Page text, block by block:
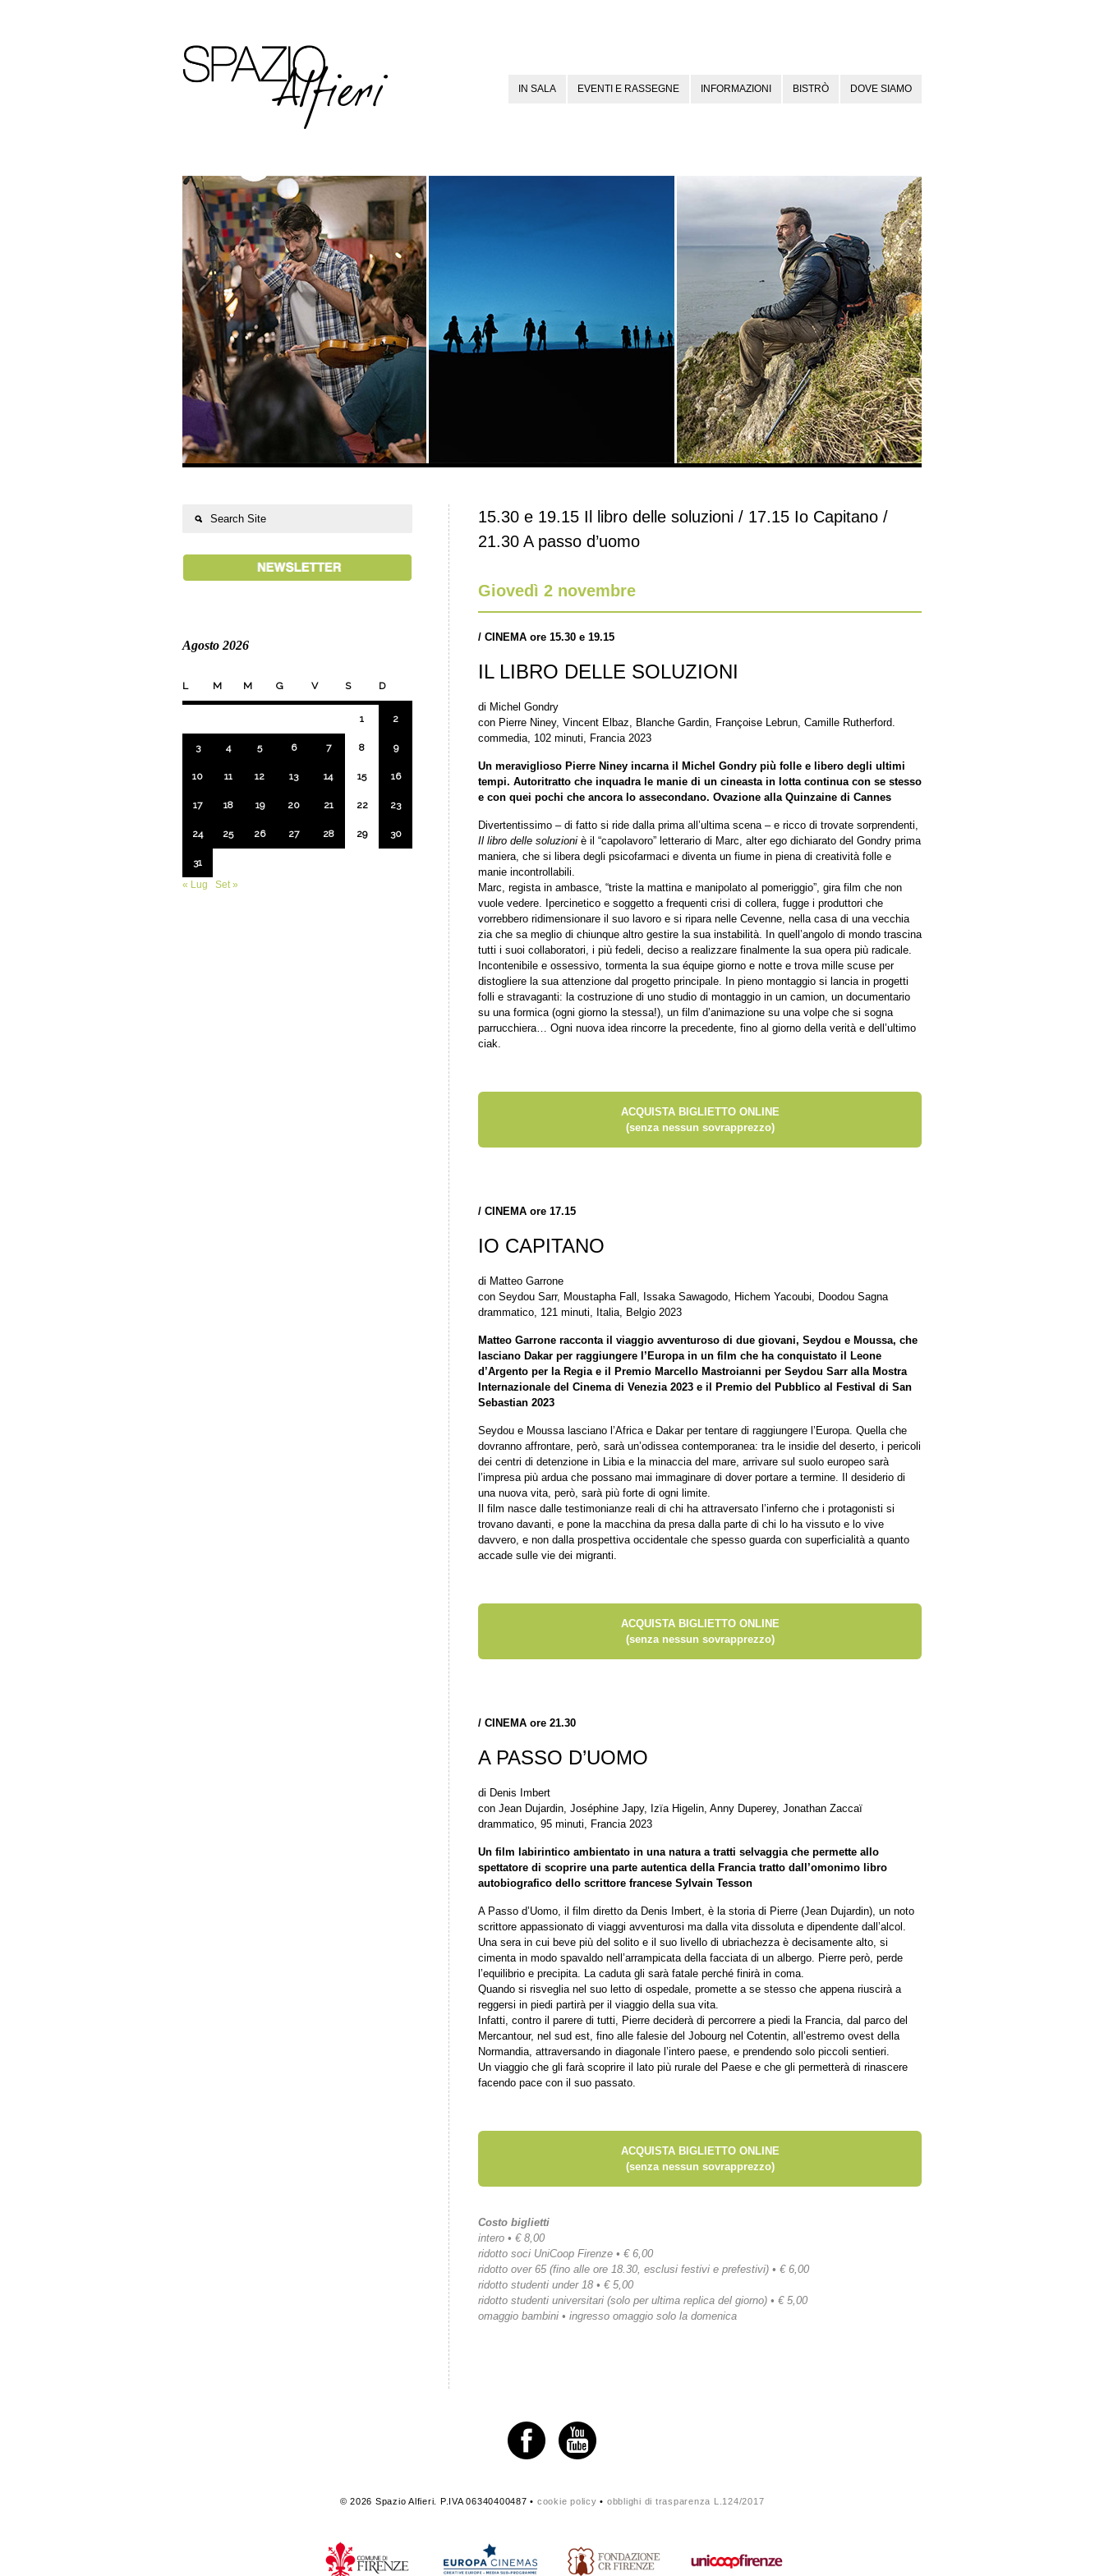
IN SALA EVENTI E RASSEGNE INFORMAZIONI BISTRÒ DOVE SIAMO
15.30 e 19.15 Il libro delle soluzioni / 17.15 Io Capitano /
21.30 A passo d’uomo
Giovedì 2 novembre
/ CINEMA ore 15.30 e 19.15
IL LIBRO DELLE SOLUZIONI
di Michel Gondry
con Pierre Niney, Vincent Elbaz, Blanche Gardin, Françoise Lebrun, Camille Rutherford.
commedia, 102 minuti, Francia 2023
Un meraviglioso Pierre Niney incarna il Michel Gondry più folle e libero degli ultimi
tempi. Autoritratto che inquadra le manie di un cineasta in lotta continua con se stesso
e con quei pochi che ancora lo assecondano. Ovazione alla Quinzaine di Cannes
Divertentissimo – di fatto si ride dalla prima all’ultima scena – e ricco di trovate sorprendenti,
Il libro delle soluzioni è il “capolavoro” letterario di Marc, alter ego dichiarato del Gondry prima
maniera, che si libera degli psicofarmaci e diventa un fiume in piena di creatività folle e
manie incontrollabili.
Marc, regista in ambasce, “triste la mattina e manipolato al pomeriggio”, gira film che non
vuole vedere. Ipercinetico e soggetto a frequenti crisi di collera, fugge i produttori che
vorrebbero ridimensionare il suo lavoro e si ripara nelle Cevenne, nella casa di una vecchia
zia che sa meglio di chiunque altro gestire la sua instabilità. In quell’angolo di mondo trascina
tutti i suoi collaboratori, i più fedeli, deciso a realizzare finalmente la sua opera più radicale.
Incontenibile e ossessivo, tormenta la sua équipe giorno e notte e trova mille scuse per
distogliere la sua attenzione dal progetto principale. In pieno montaggio si lancia in progetti
folli e stravaganti: la costruzione di uno studio di montaggio in un camion, un documentario
su una formica (ogni giorno la stessa!), un film d’animazione su una volpe che si sogna
parrucchiera… Ogni nuova idea rincorre la precedente, fino al giorno della verità e dell’ultimo
ciak.
ACQUISTA BIGLIETTO ONLINE
(senza nessun sovrapprezzo)
/ CINEMA ore 17.15
IO CAPITANO
di Matteo Garrone
con Seydou Sarr, Moustapha Fall, Issaka Sawagodo, Hichem Yacoubi, Doodou Sagna
drammatico, 121 minuti, Italia, Belgio 2023
Matteo Garrone racconta il viaggio avventuroso di due giovani, Seydou e Moussa, che
lasciano Dakar per raggiungere l’Europa in un film che ha conquistato il Leone
d’Argento per la Regia e il Premio Marcello Mastroianni per Seydou Sarr alla Mostra
Internazionale del Cinema di Venezia 2023 e il Premio del Pubblico al Festival di San
Sebastian 2023
Seydou e Moussa lasciano l’Africa e Dakar per tentare di raggiungere l’Europa. Quella che
dovranno affrontare, però, sarà un’odissea contemporanea: tra le insidie del deserto, i pericoli
dei centri di detenzione in Libia e la minaccia del mare, arrivare sul suolo europeo sarà
l’impresa più ardua che possano mai immaginare di dover portare a termine. Il desiderio di
una nuova vita, però, sarà più forte di ogni limite.
Il film nasce dalle testimonianze reali di chi ha attraversato l’inferno che i protagonisti si
trovano davanti, e pone la macchina da presa dalla parte di chi lo ha vissuto e lo vive
davvero, e non dalla prospettiva occidentale che spesso guarda con superficialità a quanto
accade sulle vie dei migranti.
ACQUISTA BIGLIETTO ONLINE
(senza nessun sovrapprezzo)
/ CINEMA ore 21.30
A PASSO D’UOMO
di Denis Imbert
con Jean Dujardin, Joséphine Japy, Izïa Higelin, Anny Duperey, Jonathan Zaccaï
drammatico, 95 minuti, Francia 2023
Un film labirintico ambientato in una natura a tratti selvaggia che permette allo
spettatore di scoprire una parte autentica della Francia tratto dall’omonimo libro
autobiografico dello scrittore francese Sylvain Tesson
A Passo d’Uomo, il film diretto da Denis Imbert, è la storia di Pierre (Jean Dujardin), un noto
scrittore appassionato di viaggi avventurosi ma dalla vita dissoluta e dipendente dall’alcol.
Una sera in cui beve più del solito e il suo livello di ubriachezza è decisamente alto, si
cimenta in modo spavaldo nell’arrampicata della facciata di un albergo. Pierre però, perde
l’equilibrio e precipita. La caduta gli sarà fatale perché finirà in coma.
Quando si risveglia nel suo letto di ospedale, promette a se stesso che appena riuscirà a
reggersi in piedi partirà per il viaggio della sua vita.
Infatti, contro il parere di tutti, Pierre deciderà di percorrere a piedi la Francia, dal parco del
Mercantour, nel sud est, fino alle falesie del Jobourg nel Cotentin, all’estremo ovest della
Normandia, attraversando in diagonale l’intero paese, e prendendo solo piccoli sentieri.
Un viaggio che gli farà scoprire il lato più rurale del Paese e che gli permetterà di rinascere
facendo pace con il suo passato.
ACQUISTA BIGLIETTO ONLINE
(senza nessun sovrapprezzo)
Costo biglietti
intero • € 8,00
ridotto soci UniCoop Firenze • € 6,00
ridotto over 65 (fino alle ore 18.30, esclusi festivi e prefestivi) • € 6,00
ridotto studenti under 18 • € 5,00
ridotto studenti universitari (solo per ultima replica del giorno) • € 5,00
omaggio bambini • ingresso omaggio solo la domenica
Agosto 2026
L M M G V S D
1 2
3 4 5 6 7 8 9
10 11 12 13 14 15 16
17 18 19 20 21 22 23
24 25 26 27 28 29 30
31
« Lug
Set »
© 2026 Spazio Alfieri. P.IVA 06340400487 • cookie policy • obblighi di trasparenza L.124/2017